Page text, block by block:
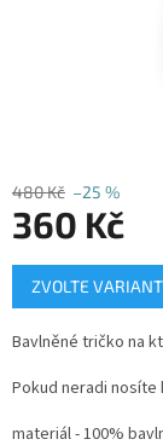
480 Kč –25 %
360 Kč
Měrná
cena:
ZVOLTE
Bavlněné tričko na
Pokud neradi nosíte
materiál - 100%